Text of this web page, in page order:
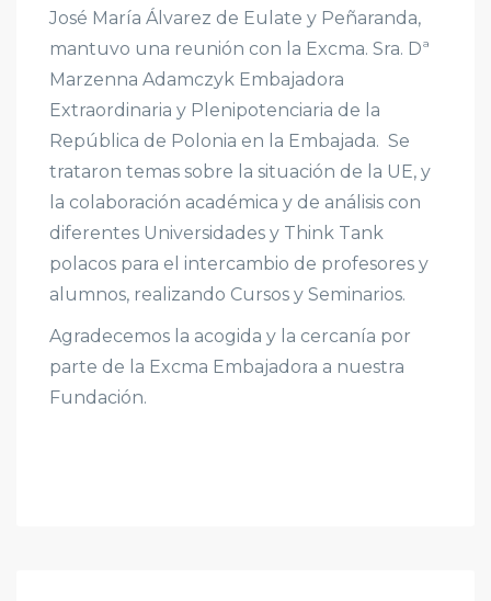
José María Álvarez de Eulate y Peñaranda,
mantuvo una reunión con la Excma. Sra. Dª
Marzenna Adamczyk Embajadora
Extraordinaria y Plenipotenciaria de la
República de Polonia en la Embajada. Se
trataron temas sobre la situación de la UE, y
la colaboración académica y de análisis con
diferentes Universidades y Think Tank
polacos para el intercambio de profesores y
alumnos, realizando Cursos y Seminarios.
Agradecemos la acogida y la cercanía por
parte de la Excma Embajadora a nuestra
Fundación.